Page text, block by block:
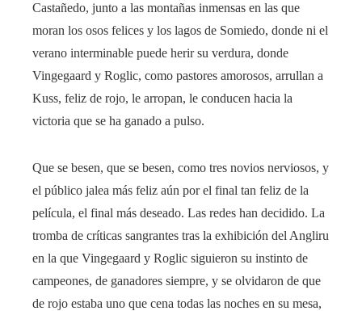
Castañedo, junto a las montañas inmensas en las que
moran los osos felices y los lagos de Somiedo, donde ni el
verano interminable puede herir su verdura, donde
Vingegaard y Roglic, como pastores amorosos, arrullan a
Kuss, feliz de rojo, le arropan, le conducen hacia la
victoria que se ha ganado a pulso.
Que se besen, que se besen, como tres novios nerviosos, y
el público jalea más feliz aún por el final tan feliz de la
película, el final más deseado. Las redes han decidido. La
tromba de críticas sangrantes tras la exhibición del Angliru
en la que Vingegaard y Roglic siguieron su instinto de
campeones, de ganadores siempre, y se olvidaron de que
de rojo estaba uno que cena todas las noches en su mesa,